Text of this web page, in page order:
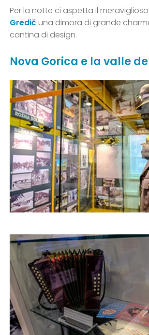
Per la notte ci aspetta il meraviglioso
Gredič una dimora di grande
cantina di design.
Nova Gorica e la valle